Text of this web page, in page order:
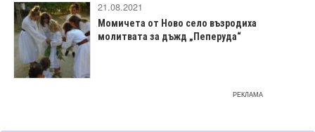
21.08.2021
Момичета от Ново село възродиха
молитвата за дъжд „Пеперуда“
РЕКЛАМА